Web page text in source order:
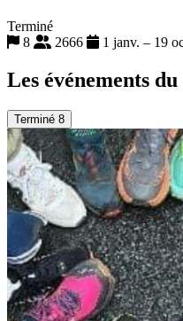
Terminé
8
2666 1 janv. – 19
Les événements
Terminé 8